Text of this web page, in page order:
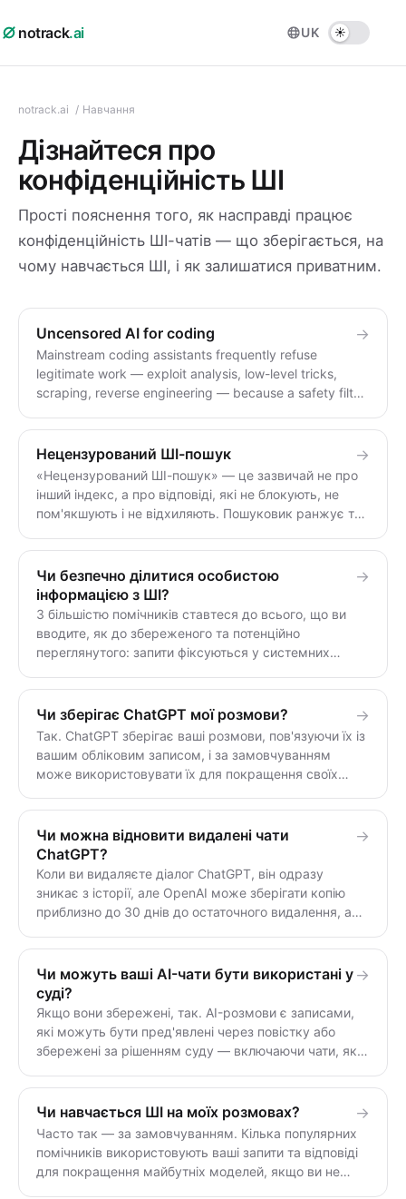
notrack.ai UK
notrack.ai / Навчання
Дізнайтеся про
конфіденційність ШІ
Прості пояснення того, як насправді працює
конфіденційність ШІ-чатів — що зберігається, на
чому навчається ШІ, і як залишатися приватним.
Uncensored AI for coding →
Mainstream coding assistants frequently refuse
legitimate work — exploit analysis, low-level tricks,
scraping, reverse engineering — because a safety filter
answers the technical question you actually asked, so
you spend time coding instead of rephrasing prompts
to get past the refusal.
Нецензурований ШІ-пошук →
«Нецензурований ШІ-пошук» — це зазвичай не про
інший індекс, а про відповіді, які не блокують, не
пом'якшують і не відхиляють. Пошуковик ранжує та
запитання й відповідає напряму — без шару фільтрів
і без «я не можу з цим допомогти».
Чи безпечно ділитися особистою
інформацією з ШІ?
→
З більшістю помічників ставтеся до всього, що ви
вводите, як до збереженого та потенційно
переглянутого: запити фіксуються у системних
використовуватися для навчання або
розголошуватися за судовим рішенням. Уникайте
ділитися іменами, ідентифікаторами, даними про
здоров'я, фінансовими або робочими таємницями —
або використовуйте інструмент без акаунту, такий
як notrack.ai, де нічого не зберігається.
Чи зберігає ChatGPT мої розмови? →
Так. ChatGPT зберігає ваші розмови, пов'язуючи їх із
вашим обліковим записом, і за замовчуванням
може використовувати їх для покращення своїх
чати, але дані все одно проходять через сервер і
зберігаються протягом певного часу. Якщо ви
хочете, щоб нічого не зберігалося взагалі,
скористайтеся інструментом без стану та без
облікового запису.
Чи можна відновити видалені чати
ChatGPT?
→
Коли ви видаляєте діалог ChatGPT, він одразу
зникає з історії, але OpenAI може зберігати копію
приблизно до 30 днів до остаточного видалення, а
боку скасування немає: видалений чат відновити не
можна.
Чи можуть ваші AI-чати бути використані у
суді?
→
Якщо вони збережені, так. AI-розмови є записами,
які можуть бути пред'явлені через повістку або
збережені за рішенням суду — включаючи чати, які
зберегти та передати десятки мільйонів журналів
ChatGPT. Єдиний чат, який не можна пред'явити, це
той, який ніколи не був збережений.
Чи навчається ШІ на моїх розмовах? →
Часто так — за замовчуванням. Кілька популярних
помічників використовують ваші запити та відповіді
для покращення майбутніх моделей, якщо ви не